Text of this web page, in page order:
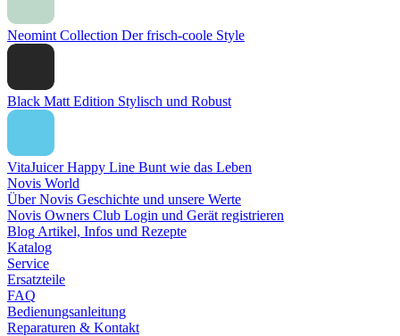
Neomint Collection Der frisch-coole Style
Black Matt Edition Stylisch und Robust
VitaJuicer Happy Line Bunt wie das Leben
Novis World
Über Novis Geschichte und unsere Werte
Novis Owners Club Login und Gerät registrieren
Blog Artikel, Infos und Rezepte
Katalog
Service
Ersatzteile
FAQ
Bedienungsanleitung
Reparaturen & Kontakt